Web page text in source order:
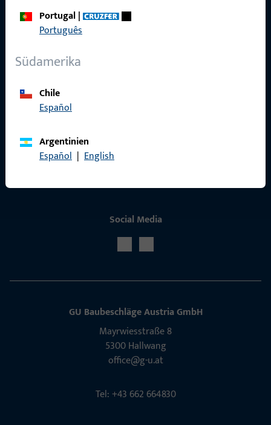
Portugal|
Português
Südamerika
Chile
Español
Argentinien
Español | English
Social Media
GU Baubeschläge Aus­tria GmbH
Mayrwies­straße 8
5300 Hall­wang
office@g-u.at
Tel: +43 662 664830